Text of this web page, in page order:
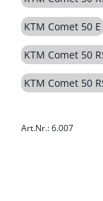
KTM Comet 50 E
KTM Comet 50
KTM Comet 50
Art.Nr.: 6.007